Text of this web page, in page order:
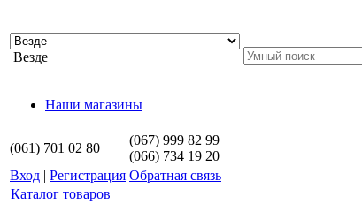
Везде
Наши магазины
(061) 701 02 80
(067) 999 82 99
(066) 734 19 20
Вход | Регистрация Обратная связь
Каталог товаров